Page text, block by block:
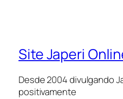
Site Japeri
Desde 2004 divulgando
positivamente